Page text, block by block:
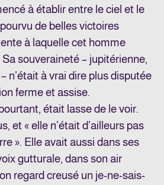
à établir entre le ciel et le
de belles victoires
à laquelle cet homme
souveraineté – jupitérienne,
n’était à vrai dire plus disputée
ferme et assise.
était lasse de le voir.
et « elle n’était d’ailleurs pas
». Elle avait aussi dans ses
gutturale, dans son air
regard creusé un je-ne-sais-